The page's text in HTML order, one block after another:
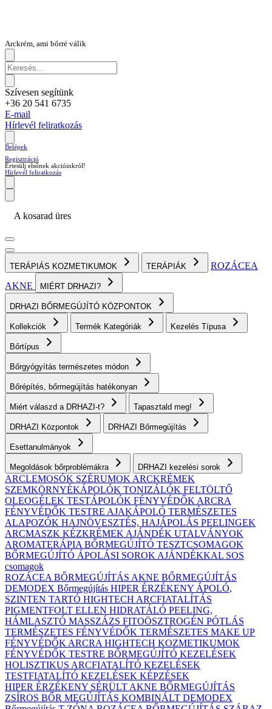
Arckrém, ami bőrré válik
Szívesen segítünk
+36 20 541 6735
E-mail
Hírlevél feliratkozás
Belépek
Regisztráció
Értesülj elsőnek akcióinkról!
Hírlevél feliratkozás
A kosarad üres
TERÁPIÁS KOZMETIKUMOK TERÁPIÁK
ROZÁCEA
AKNE
MIÉRT DRHAZI?
DRHAZI BŐRMEGÚJÍTÓ KÖZPONTOK
Kollekciók Termék Kategóriák Kezelés Típusa
Bőrtípus
Bőrgyógyítás természetes módon
Bőrépítés, bőrmegújítás hatékonyan
Miért válaszd a DRHAZI-t? Tapasztald meg!
DRHAZI Központok DRHAZI Bőrmegújítás
Esettanulmányok
Megoldások bőrproblémákra DRHAZI kezelési sorok
ARCLEMOSÓK SZÉRUMOK ARCKRÉMEK
SZEMKÖRNYÉKÁPOLÓK TONIZÁLÓK FELTÖLTŐ
OLEOGÉLEK TESTÁPOLÓK FÉNYVÉDŐK ARCRA
FÉNYVÉDŐK TESTRE AJAKÁPOLÓ TERMÉSZETES
ALAPOZÓK HAJNÖVESZTÉS, HAJÁPOLÁS PEELINGEK
ARCMASZK KÉZKRÉMEK AJÁNDÉK UTALVÁNYOK
AROMATERÁPIA BŐRMEGÚJÍTÓ TESZTCSOMAGOK
BŐRMEGÚJÍTÓ ÁPOLÁSI SOROK AJÁNDÉKKAL SOS
csomagok
ROZÁCEA BŐRMEGÚJÍTÁS AKNE BŐRMEGÚJÍTÁS
DEMODEX Bőrmegújítás HIPER ÉRZÉKENY ÁPOLÓ,
SZINTEN TARTÓ HIGHTECH ARCFIATALÍTÁS
PIGMENTFOLT ELLEN HIDRATÁLÓ PEELING,
HÁMLASZTÓ MASSZÁZS FITOÖSZTROGÉN PÓTLÁS
TERMÉSZETES FÉNYVÉDŐK TERMÉSZETES MAKE UP
FÉNYVÉDŐK ARCRA HIGHTECH KOZMETIKUMOK
FÉNYVÉDŐK TESTRE BŐRMEGÚJÍTÓ KEZELÉSEK
HOLISZTIKUS ARCFIATALÍTÓ KEZELÉSEK
TESTFIATALÍTÓ KEZELÉSEK KÉPZÉSEK
HIPER ÉRZÉKENY SÉRÜLT AKNE BŐRMEGÚJÍTÁS
ZSÍROS BŐR MEGÚJÍTÁS KOMBINÁLT DEMODEX